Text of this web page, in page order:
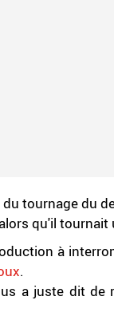
tournage du
qu'il tournait
à
.
a juste dit de